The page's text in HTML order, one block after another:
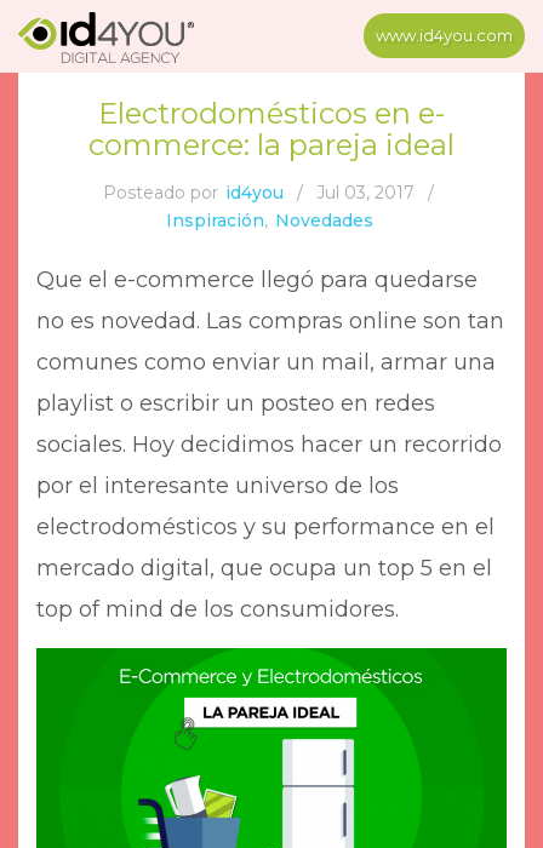
www.id4you.com
Electrodomésticos en e-
commerce: la pareja ideal
Posteado por id4you / Jul 03, 2017
/
Inspiración, Novedades
Que el e-commerce llegó para quedarse
no es novedad. Las compras online son tan
comunes como enviar un mail, armar una
playlist o escribir un posteo en redes
sociales. Hoy decidimos hacer un recorrido
por el interesante universo de los
electrodomésticos y su performance en el
mercado digital, que ocupa un top 5 en el
top of mind de los consumidores.